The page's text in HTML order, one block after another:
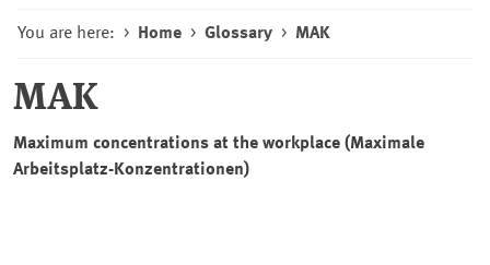
You are here: Home Glossary MAK
MAK
Maximum concentrations at the workplace (Maximale
Arbeitsplatz-Konzentrationen)